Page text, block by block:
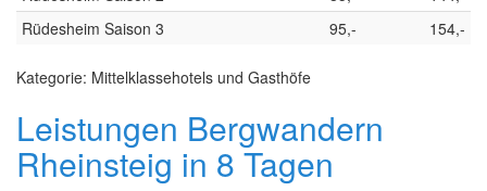
Rüdesheim Saison 3
95,- 154,-
Kategorie: Mittelklassehotels und Gasthöfe
Leistungen Bergwandern
Rheinsteig in 8 Tagen